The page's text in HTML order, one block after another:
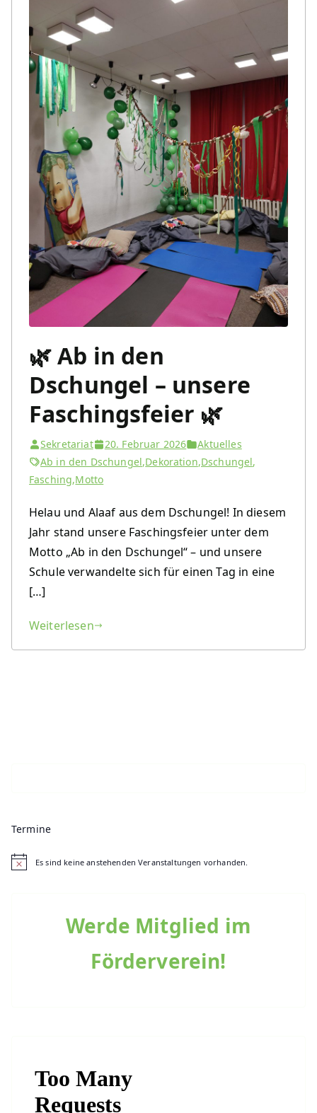
🌿 Ab in den
Dschungel – unsere
Faschingsfeier 🌿
Sekretariat 20. Februar 2026
Aktuelles
Ab in den Dschungel,Dekoration,Dschungel,
Fasching,Motto
Helau und Alaaf aus dem Dschungel! In diesem
Jahr stand unsere Faschingsfeier unter dem
Motto „Ab in den Dschungel“ – und unsere
Schule verwandelte sich für einen Tag in eine
[…]
Weiterlesen
Termine
H
Es sind keine anstehenden Veranstaltungen vorhanden.
Werde Mitglied im
Förderverein!